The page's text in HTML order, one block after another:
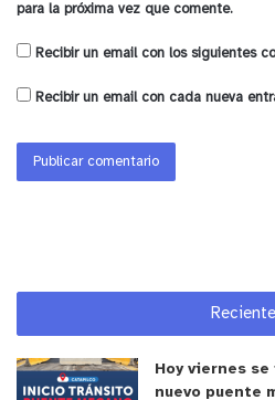
para la próxima vez que comente.
Recibir un email con los siguientes
Recibir un email con cada nueva
Hoy viernes
nuevo puente